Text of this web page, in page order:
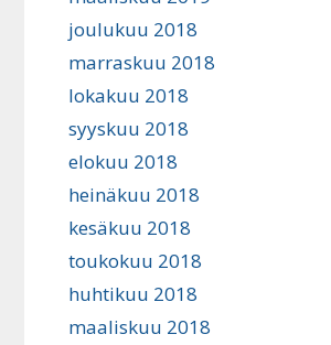
joulukuu 2018
marraskuu 2018
lokakuu 2018
syyskuu 2018
elokuu 2018
heinäkuu 2018
kesäkuu 2018
toukokuu 2018
huhtikuu 2018
maaliskuu 2018